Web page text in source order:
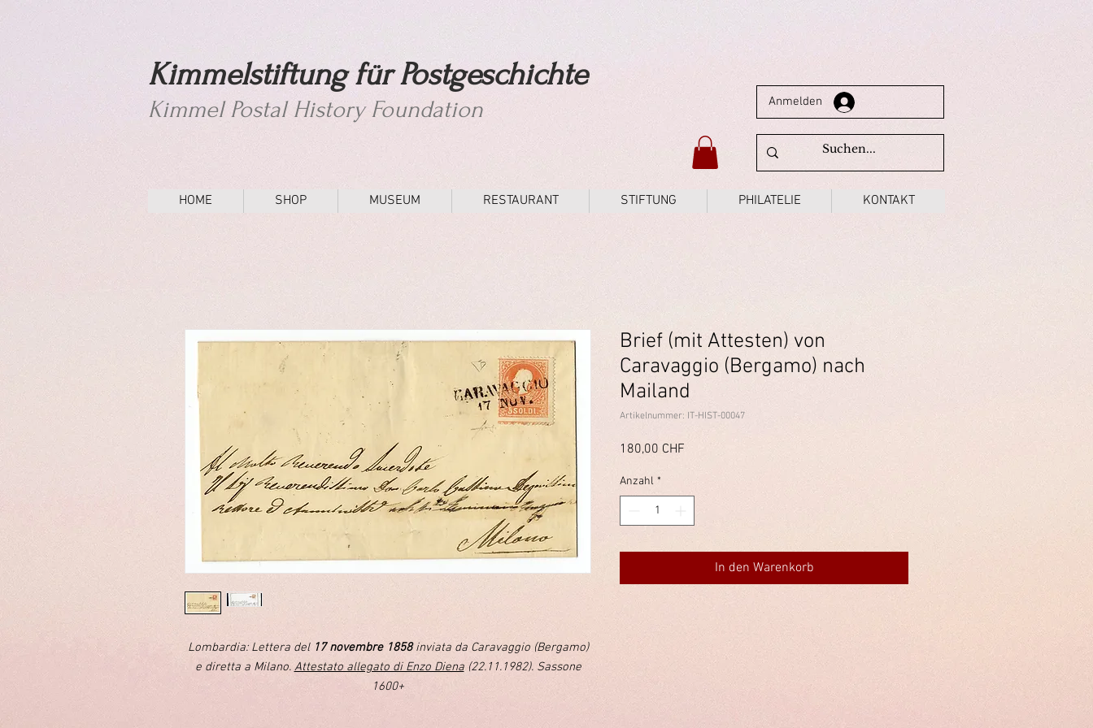
Kimmelstiftung für Postgeschichte
Kimmel Postal History Foundation Anmelden
HOME SHOP MUSEUM RESTAURANT STIFTUNG PHILATELIE KONTAKT
Lombardia: Lettera del 17 novembre 1858inviata da Caravaggio (Bergamo)
e diretta a Milano. Attestato allegato di Enzo Diena(22.11.1982). Sassone
1600+
Brief (mit Attesten) von
Caravaggio (Bergamo) nach
Mailand
Artikelnummer: IT-HIST-00047
180,00 CHF
Anzahl *
In den Warenkorb